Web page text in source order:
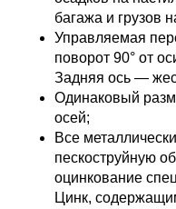
багажа и грузов
Управляемая
поворот 90° от
Задняя ось —
Одинаковый
осей;
Все
пескоструйную
оцинкование
Цинк,